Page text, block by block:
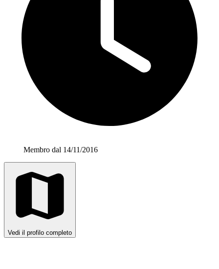
Membro dal 14/11/2016
Vedi il profilo completo